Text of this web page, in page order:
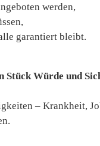
werden,
garantiert bleibt.
Stück Würde und
– Krankheit,